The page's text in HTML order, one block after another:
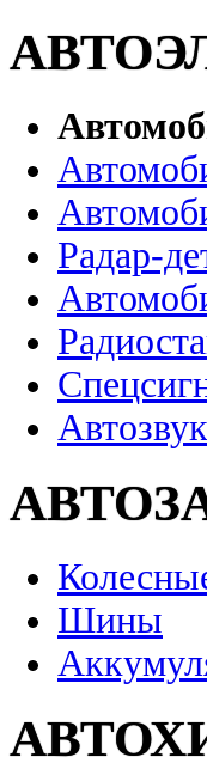
Радар-
Автозвук
Шины